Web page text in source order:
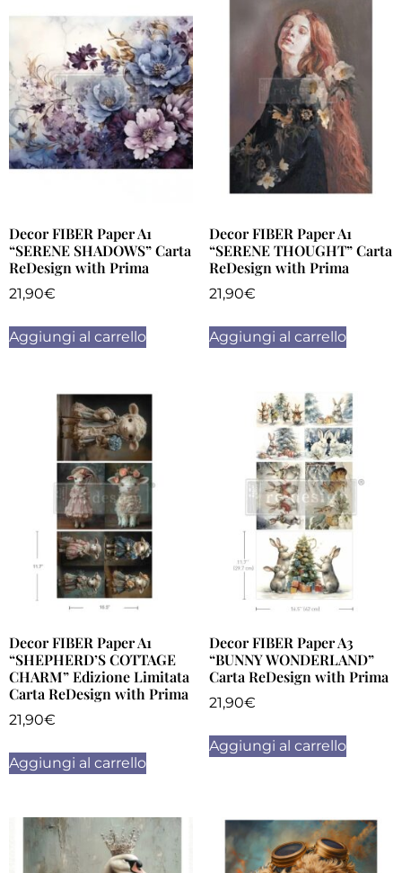
Decor FIBER Paper A1
“SERENE SHADOWS” Carta
ReDesign with Prima
21,90€
Aggiungi al carrello
Decor FIBER Paper A1
“SERENE THOUGHT” Carta
ReDesign with Prima
21,90€
Aggiungi al carrello
Decor FIBER Paper A1
“SHEPHERD’S COTTAGE
CHARM” Edizione Limitata
Carta ReDesign with Prima
21,90€
Aggiungi al carrello
Decor FIBER Paper A3
“BUNNY WONDERLAND”
Carta ReDesign with Prima
21,90€
Aggiungi al carrello